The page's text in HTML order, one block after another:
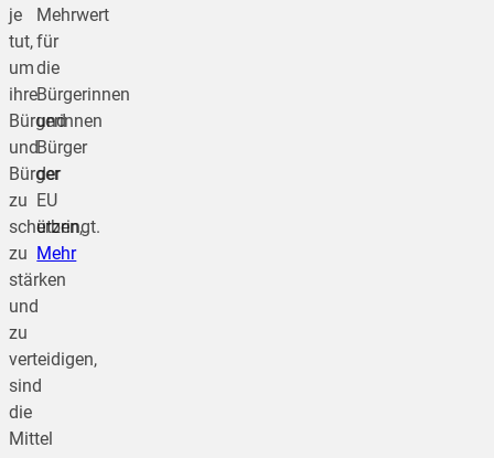
je
tut,
um
ihre
Bürgerinnen
und
Bürger
zu
schützen,
zu
stärken
und
zu
verteidigen,
sind
die
Mittel
Mehrwert
für
die
Bürgerinnen
und
Bürger
der
EU
erbringt.
Mehr